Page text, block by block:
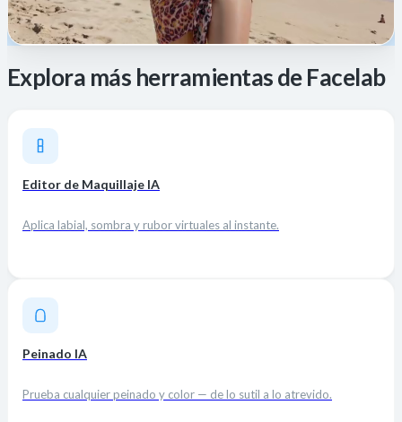
Explora más herramientas de Facelab
Editor de Maquillaje IA
Aplica labial, sombra y rubor virtuales al instante.
Peinado IA
Prueba cualquier peinado y color — de lo sutil a lo atrevido.